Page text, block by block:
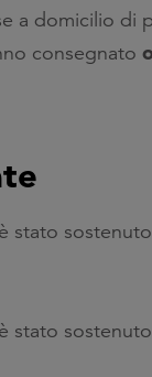
a domicilio di
consegnato
stato
stato